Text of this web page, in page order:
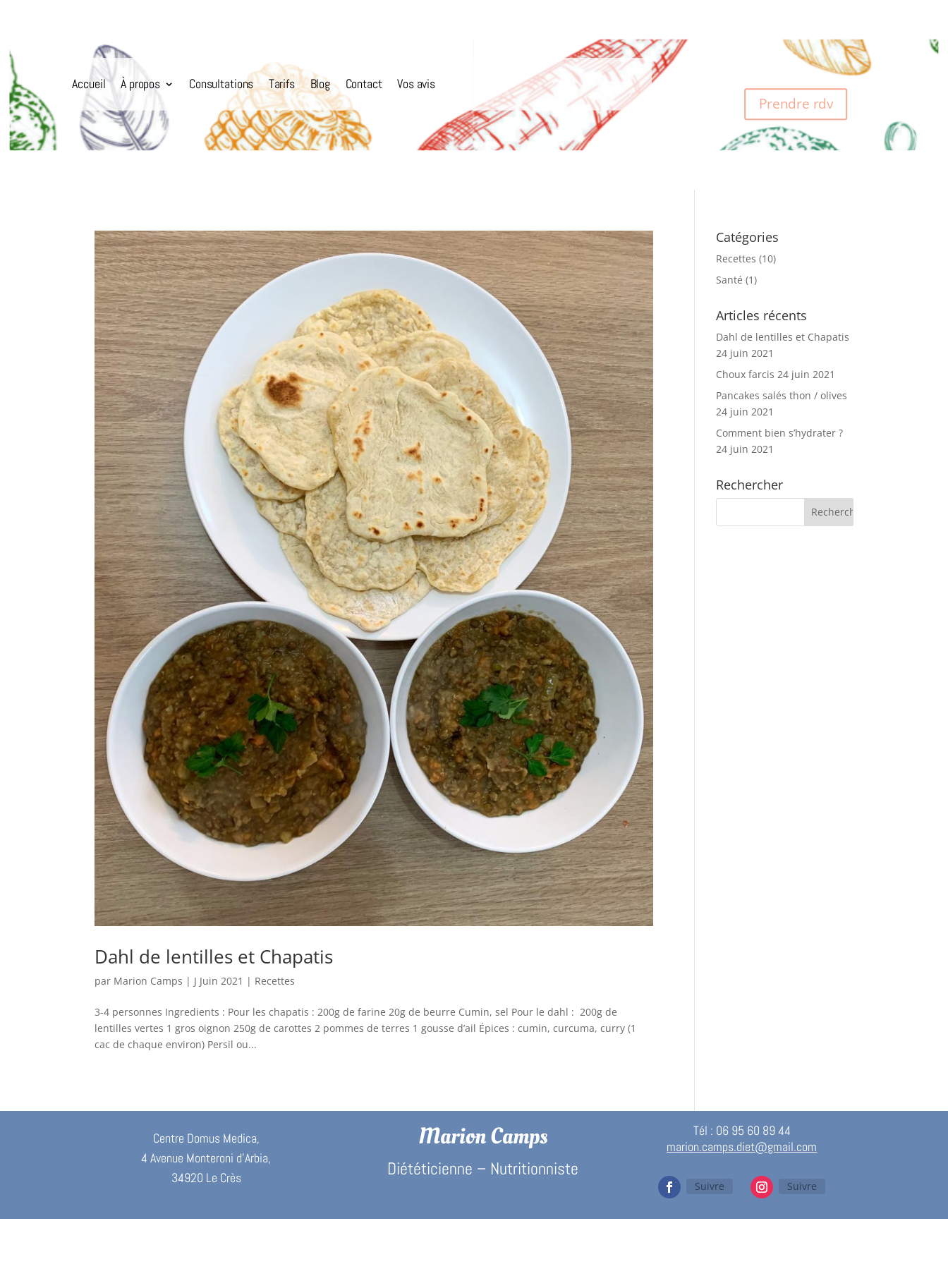
Accueil À propos Consultations Tarifs Blog Contact Vos avis
Prendre rdv
Dahl de lentilles et Chapatis
par Marion Camps | J Juin 2021 | Recettes
3-4 personnes Ingredients : Pour les chapatis : 200g de farine 20g de beurre Cumin, sel Pour le dahl : 200g de
lentilles vertes 1 gros oignon 250g de carottes 2 pommes de terres 1 gousse d’ail Épices : cumin, curcuma, curry (1
cac de chaque environ) Persil ou...
Catégories
Recettes (10)
Santé (1)
Articles récents
Dahl de lentilles et Chapatis
24 juin 2021
Choux farcis 24 juin 2021
Pancakes salés thon / olives
24 juin 2021
Comment bien s’hydrater ?
24 juin 2021
Rechercher
Centre Domus Medica,
4 Avenue Monteroni d’Arbia,
34920 Le Crès
Marion Camps
Diététicienne – Nutritionniste
Tél : 06 95 60 89 44
marion.camps.diet@gmail.com
Suivre Suivre